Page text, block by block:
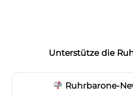
Unterstütze die
Ruhrbarone-